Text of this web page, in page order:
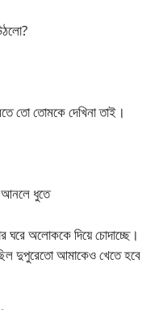
তো তোমকে দেখিনা তাই।
আনলে ধুতে
ঘরে অলোককে দিয়ে চোদাচ্ছে।
দুপুরেতো আমাকেও খেতে হবে